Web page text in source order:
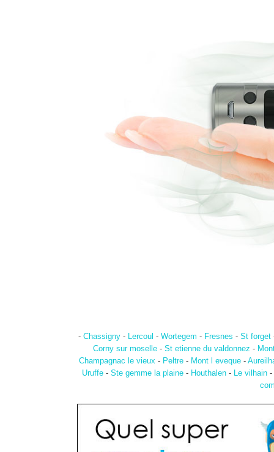
- Chassigny- Lercoul - Wortegem - Fresnes - St forget
Corny sur moselle- St etienne du valdonnez -
Champagnac le vieux- Peltre- Mont l eveque-
Uruffe - Ste gemme la plaine - Houthalen - Le vilhain -